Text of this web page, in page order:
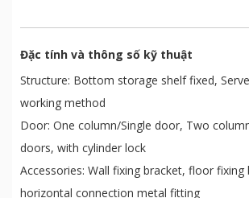
Đặc tính và thông số kỹ thuật
Structure: Bottom storage shelf fixed,
working method
Door: One column/Single door, Two
doors, with cylinder lock
Accessories: Wall fixing bracket, floor
horizontal connection metal fitting